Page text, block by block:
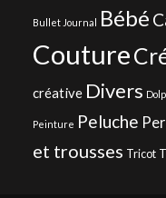
Bullet Journal Bébé
Couture
créative Divers
Peinture Peluche
et trousses Tricot